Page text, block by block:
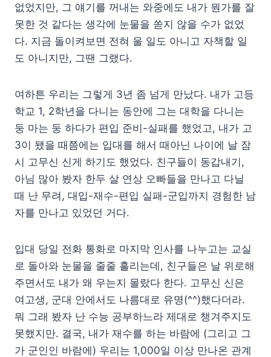
없었지만, 그 얘기를 꺼내는 와중에도 내가 뭔가를 잘
못한 것 같다는 생각에 눈물을 쏟지 않을 수가 없었
다. 지금 돌이켜보면 전혀 울 일도 아니고 자책할 일
도 아니지만, 그땐 그랬다.
여하튼 우리는 그렇게 3년 좀 넘게 만났다. 내가 고등
학교 1, 2학년을 다니는 동안에 그는 대학을 다니는
둥 마는 둥 하다가 편입 준비-실패를 했었고, 내가 고
3이 됐을 때쯤에는 입대를 해서 때아닌 나이에 날 잠
시 고무신 신게 하기도 했었다. 친구들이 동갑내기,
아님 많아 봤자 한두 살 연상 오빠들을 만나고 다닐
때 난 무려, 대입-재수-편입 실패-군입까지 경험한 남
자를 만나고 있었던 거다.
입대 당일 전화 통화로 마지막 인사를 나누고는 교실
로 돌아와 눈물을 줄줄 흘리는데, 친구들은 날 위로해
주면서도 내가 왜 우는지 몰랐다 한다. 고무신 신은
여고생, 군대 안에서도 나름대로 유명(^^)했다더라.
뭐 그래 봤자 난 수능 공부하느라 제대로 챙겨주지도
못했지만. 결국, 내가 재수를 하는 바람에 (그리고 그
가 군인인 바람에) 우리는 1,000일 이상 만나온 관계